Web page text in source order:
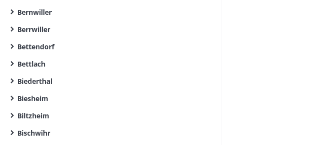
Bernwiller
Berrwiller
Bettendorf
Bettlach
Biederthal
Biesheim
Biltzheim
Bischwihr